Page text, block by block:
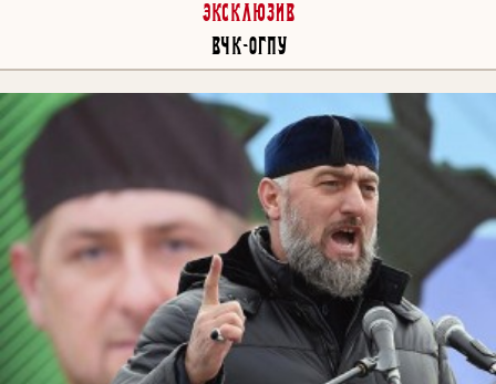
Эксклюзив
ВЧК-ОГПУ